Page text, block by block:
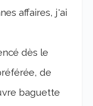
affaires, j'ai
dès le
de
baguette